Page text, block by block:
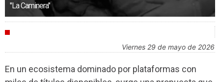
"La Caminera"
viernes 29 de mayo de 2026
En un ecosistema dominado por plataformas con